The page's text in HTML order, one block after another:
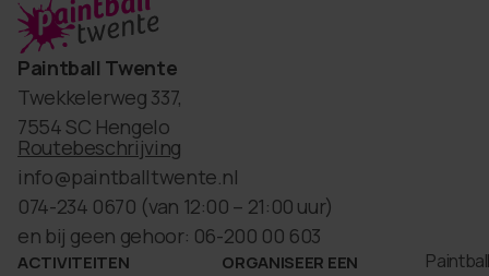
Paintball Twente
Twekkelerweg 337,
7554 SC Hengelo
Routebeschrijving
info@paintballtwente.nl
074-234 0670 (van 12:00 – 21:00 uur)
en bij geen gehoor: 06-200 00 603
ACTIVITEITEN ORGANISEER EEN